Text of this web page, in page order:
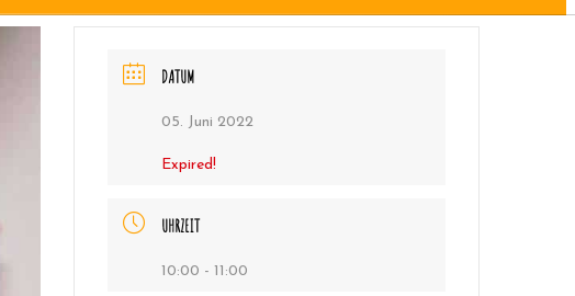
DATUM
05. Juni 2022
Expired!
UHRZEIT
10:00 - 11:00